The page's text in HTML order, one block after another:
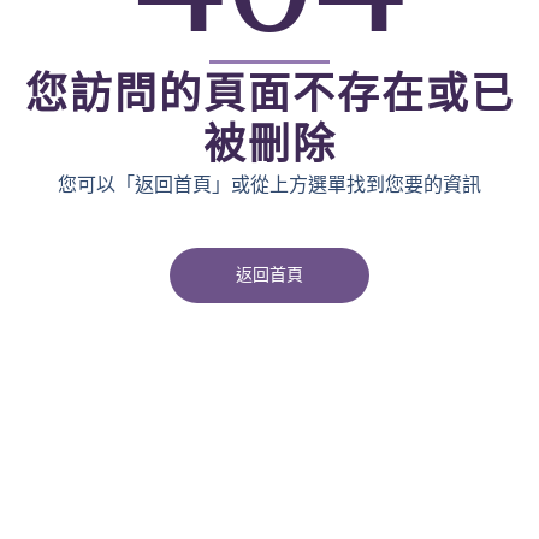
您訪問的頁面不存在或已
被刪除
您可以「返回首頁」或從上方選單找到您要的資訊
返回首頁